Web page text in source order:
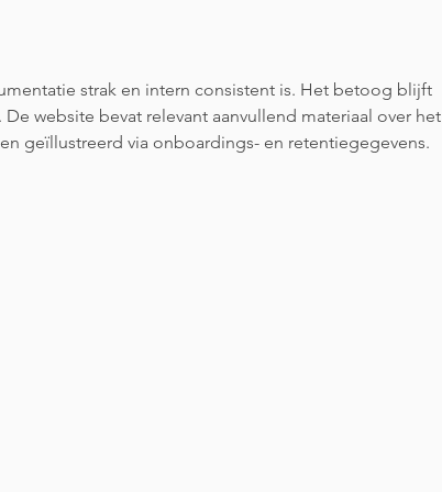
strak en intern consistent is. Het betoog blijft
website bevat relevant aanvullend materiaal over het
geïllustreerd via onboardings- en retentiegegevens.